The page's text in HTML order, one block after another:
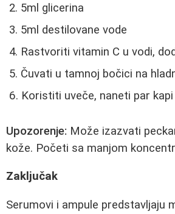
5ml glicerina
5ml destilovane vode
Rastvoriti vitamin C u vodi,
Čuvati u tamnoj bočici na
Koristiti uveče, naneti par kapi
Upozorenje: Može izazvati
kože. Početi sa manjom
Zaključak
Serumovi i ampule predstavljaju